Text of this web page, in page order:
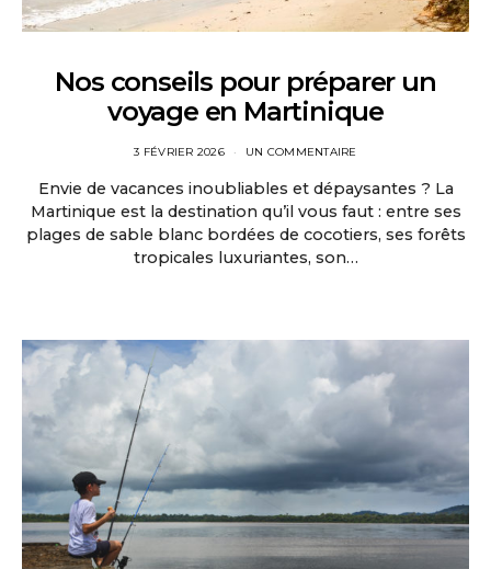
Nos conseils pour préparer un
voyage en Martinique
3 FÉVRIER 2026 UN COMMENTAIRE
Envie de vacances inoubliables et dépaysantes ? La
Martinique est la destination qu’il vous faut : entre ses
plages de sable blanc bordées de cocotiers, ses forêts
tropicales luxuriantes, son…